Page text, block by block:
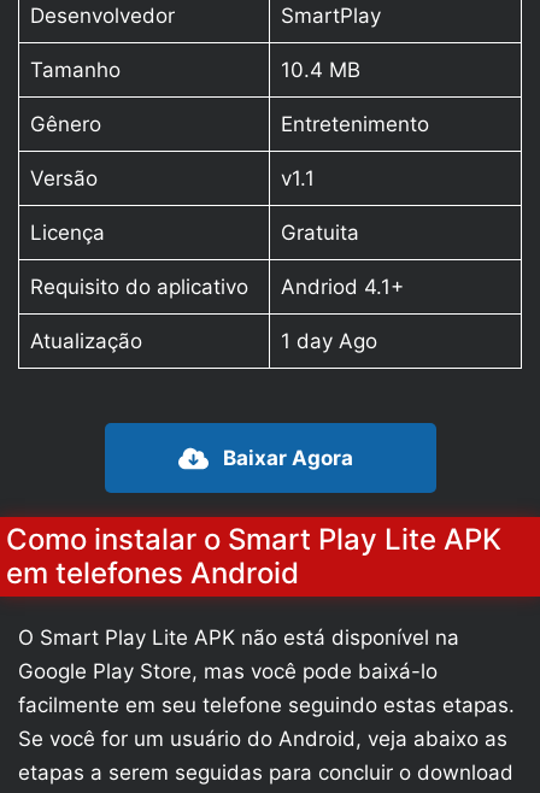
Desenvolvedor SmartPlay
Tamanho 10.4 MB
Gênero Entretenimento
Versão v1.1
Licença Gratuita
Requisito do aplicativo Andriod 4.1+
Atualização 1 day Ago
Baixar Agora
Como instalar o Smart Play Lite APK
em telefones Android
O Smart Play Lite APK não está disponível na
Google Play Store, mas você pode baixá-lo
facilmente em seu telefone seguindo estas etapas.
Se você for um usuário do Android, veja abaixo as
etapas a serem seguidas para concluir o download